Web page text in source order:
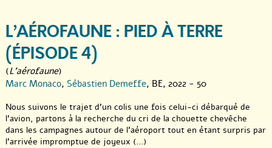
L’AÉROFAUNE : PIED À TERRE
(ÉPISODE 4)
(L'aérofaune)
Marc Monaco, Sébastien Demeffe, BE, 2022 - 50
Nous suivons le trajet d’un colis une fois celui-ci débarqué de
l’avion, partons à la recherche du cri de la chouette chevêche
dans les campagnes autour de l’aéroport tout en étant surpris par
l’arrivée impromptue de joyeux (...)